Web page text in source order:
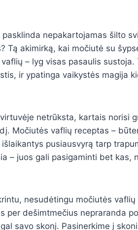
nepakartojamas šilto
Tą akimirką, kai močiutė su
– lyg visas pasaulis sustoja.
ir ypatinga vaikystės magija
netrūksta, kartais norisi
Močiutės vaflių receptas –
pusiausvyrą tarp
– juos gali pasigaminti bet kas,
nesudėtingu močiutės
per dešimtmečius nepraranda
savo skonį. Pasinerkime į